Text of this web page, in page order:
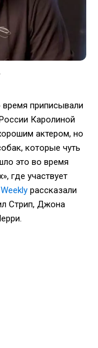
приписывали
Каролиной
актером, но
которые чуть
это во время
где участвует
рассказали
Стрип, Джона